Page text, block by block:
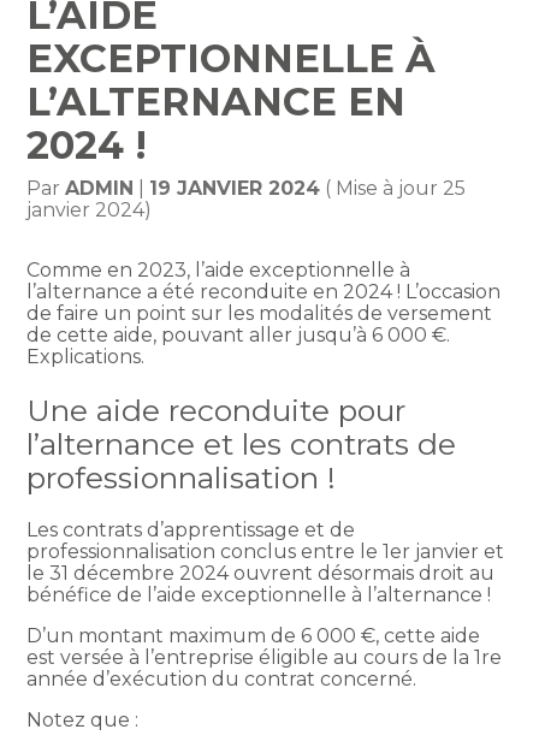
L’AIDE
EXCEPTIONNELLE À
L’ALTERNANCE EN
2024 !
ParADMIN 19 JANVIER 2024 ( Mise à jour 25
janvier 2024)
Comme en 2023, l’aide exceptionnelle à
l’alternance a été reconduite en 2024 ! L’occasion
de faire un point sur les modalités de versement
de cette aide, pouvant aller jusqu’à 6 000 €.
Explications.
Une aide reconduite pour
l’alternance et les contrats de
professionnalisation !
Les contrats d’apprentissage et de
professionnalisation conclus entre le 1er janvier et
le 31 décembre 2024 ouvrent désormais droit au
bénéfice de l’aide exceptionnelle à l’alternance !
D’un montant maximum de 6 000 €, cette aide
est versée à l’entreprise éligible au cours de la 1re
année d’exécution du contrat concerné.
Notez que :